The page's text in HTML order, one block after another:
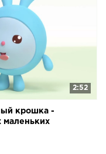
2:52
крошка -
маленьких